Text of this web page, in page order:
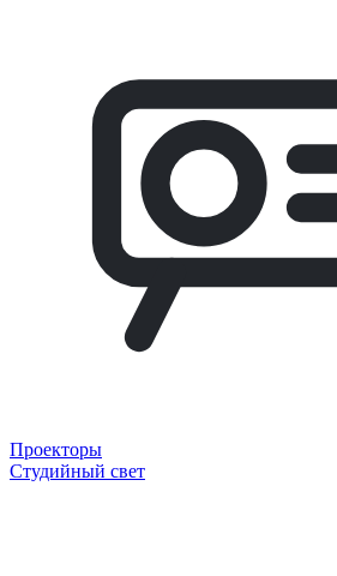
Проекторы
Студийный свет